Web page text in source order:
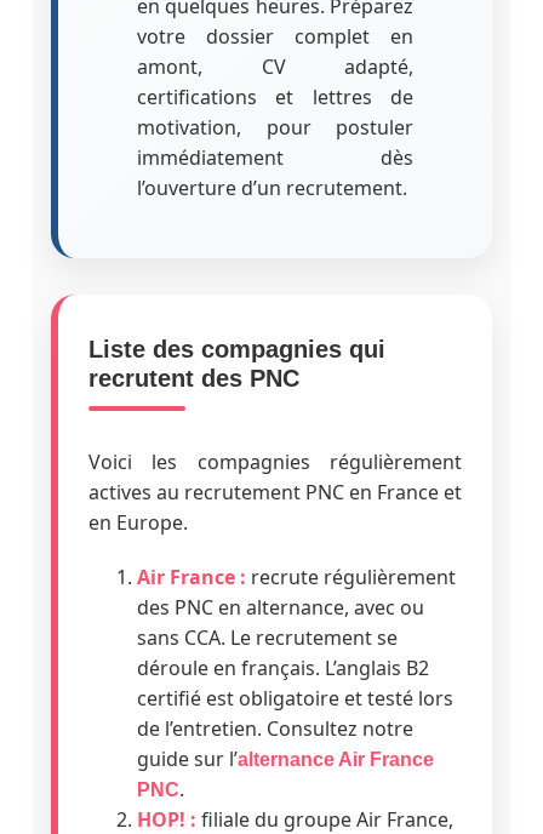
en quelques heures. Préparez
votre dossier complet en
amont, CV adapté,
certifications et lettres de
motivation, pour postuler
immédiatement dès
l’ouverture d’un recrutement.
Liste des compagnies qui
recrutent des PNC
Voici les compagnies régulièrement
actives au recrutement PNC en France et
en Europe.
Air France : recrute régulièrement
des PNC en alternance, avec ou
sans CCA. Le recrutement se
déroule en français. L’anglais B2
certifié est obligatoire et testé lors
de l’entretien. Consultez notre
guide sur l’alternance Air France
PNC.
HOP! : filiale du groupe Air France,